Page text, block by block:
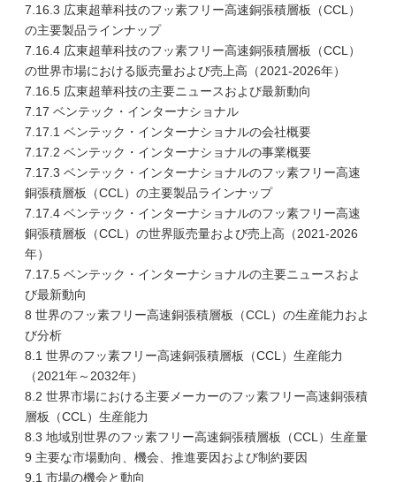
7.16.3 広東超華科技のフッ素フリー高速銅張積層板（CCL）
の主要製品ラインナップ
7.16.4 広東超華科技のフッ素フリー高速銅張積層板（CCL）
の世界市場における販売量および売上高（2021-2026年）
7.16.5 広東超華科技の主要ニュースおよび最新動向
7.17 ベンテック・インターナショナル
7.17.1 ベンテック・インターナショナルの会社概要
7.17.2 ベンテック・インターナショナルの事業概要
7.17.3 ベンテック・インターナショナルのフッ素フリー高速
銅張積層板（CCL）の主要製品ラインナップ
7.17.4 ベンテック・インターナショナルのフッ素フリー高速
銅張積層板（CCL）の世界販売量および売上高（2021-2026
年）
7.17.5 ベンテック・インターナショナルの主要ニュースおよ
び最新動向
8 世界のフッ素フリー高速銅張積層板（CCL）の生産能力およ
び分析
8.1 世界のフッ素フリー高速銅張積層板（CCL）生産能力
（2021年～2032年）
8.2 世界市場における主要メーカーのフッ素フリー高速銅張積
層板（CCL）生産能力
8.3 地域別世界のフッ素フリー高速銅張積層板（CCL）生産量
9 主要な市場動向、機会、推進要因および制約要因
9.1 市場の機会と動向